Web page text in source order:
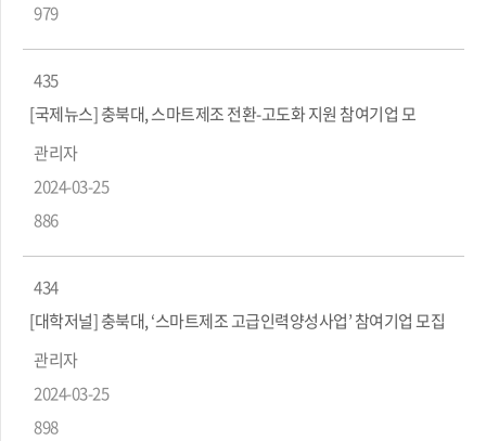
979
435
[국제뉴스] 충북대, 스마트제조 전환-고도화 지원 참여기업 모
관리자
2024-03-25
886
434
[대학저널] 충북대, ‘스마트제조 고급인력양성사업’ 참여기업 모집
관리자
2024-03-25
898